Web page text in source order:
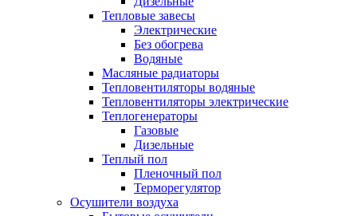
Тепловые завесы
Электрические
Без обогрева
Водяные
Масляные радиаторы
Тепловентиляторы водяные
Тепловентиляторы электрические
Теплогенераторы
Газовые
Дизельные
Теплый пол
Пленочный пол
Терморегулятор
Осушители воздуха